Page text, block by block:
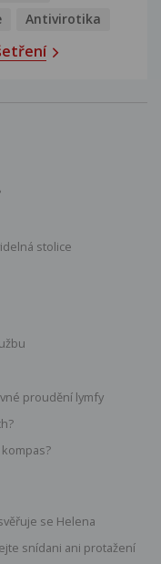
Antivirotika
stolice
proudění lymfy
se Helena
snídani ani protažení